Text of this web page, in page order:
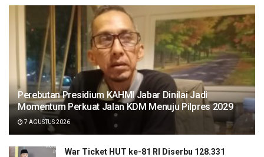
Perebutan Presidium KAHMI Jabar Dinilai Jadi
Momentum Perkuat Jalan KDM Menuju Pilpres 2029
7 AGUSTUS 2026
War Ticket HUT ke-81 RI Diserbu 128.331